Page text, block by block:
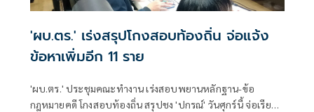
'ผบ.ตร.' เร่งสรุปโกงสอบท้องถิ่น จ่อแจ้ง
ข้อหาเพิ่มอีก 11 ราย
'ผบ.ตร.' ประชุมคณะทำงาน เร่งสอบพยานหลักฐาน-ข้อ
กฎหมายคดี โกงสอบท้องถิ่น สรุปชง 'ปกรณ์' วันศุกร์นี้ จ่อเรียกผู้